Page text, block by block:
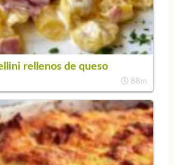
rellenos de queso
88m